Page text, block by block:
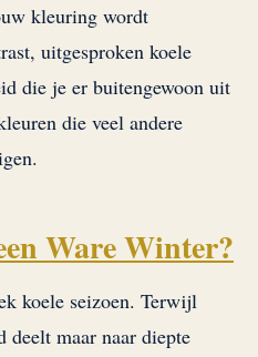
kleuring wordt
uitgesproken koele
die je er buitengewoon uit
die veel andere
Ware Winter?
koele seizoen. Terwijl
deelt maar naar diepte